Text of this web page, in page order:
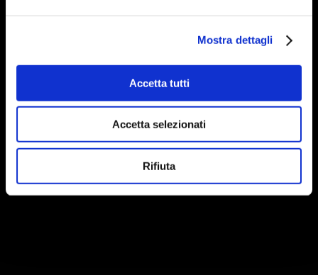
Mostra dettagli
Accetta tutti
Accetta selezionati
Rifiuta